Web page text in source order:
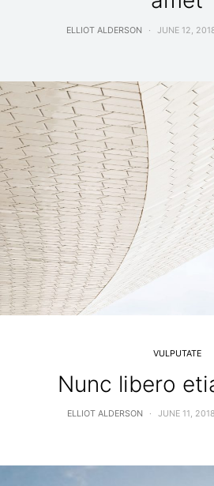
ELLIOT ALDERSON JUNE 12,
VULPUTATE
Nunc libero
ELLIOT ALDERSON JUNE 11, 2018